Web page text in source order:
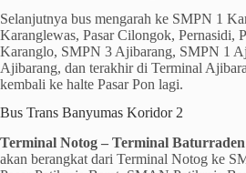
Selanjutnya bus mengarah ke SMPN 1
Karanglewas, Pasar Cilongok, Pernasidi,
Karanglo, SMPN 3 Ajibarang, SMPN 1
Ajibarang, dan terakhir di Terminal
kembali ke halte Pasar Pon lagi.
Bus Trans Banyumas Koridor 2
Terminal Notog – Terminal Baturraden
akan berangkat dari Terminal Notog ke